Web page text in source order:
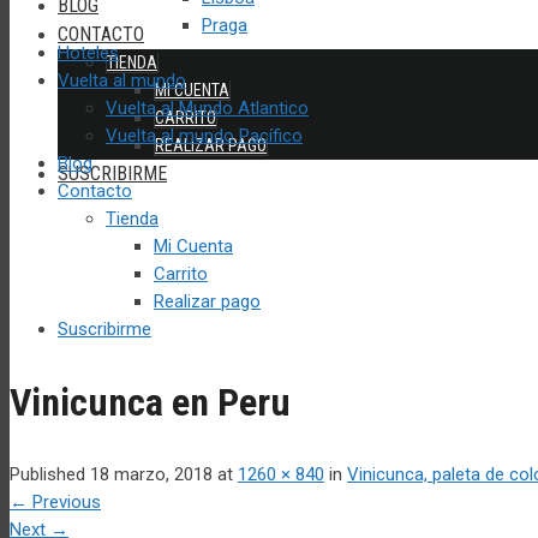
BLOG
CONTACTO
TIENDA
MI CUENTA
CARRITO
REALIZAR PAGO
SUSCRIBIRME
Praga
Hoteles
Vuelta al mundo
Vuelta al Mundo Atlantico
Vuelta al mundo Pacífico
Blog
Contacto
Tienda
Mi Cuenta
Carrito
Realizar pago
Suscribirme
Vinicunca en Peru
Published 18 marzo, 2018 at 1260 × 840 in Vinicunca, paleta de
← Previous
Next →